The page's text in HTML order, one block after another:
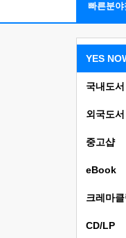
빠른분야
YES
국내도서
외국도서
중고샵
eBook
크레마클
CD/LP